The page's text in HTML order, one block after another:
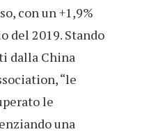
con un +1,9%
del 2019. Stando
dalla China
“le
le
una